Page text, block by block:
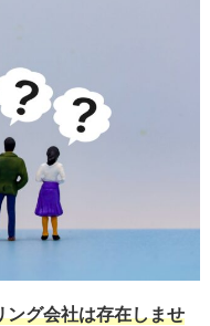
グ会社は存在しませ